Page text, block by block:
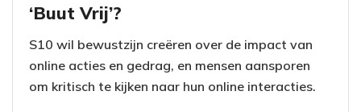
‘Buut Vrij’?
S10 wil bewustzijn creëren over de impact van
online acties en gedrag, en mensen aansporen
om kritisch te kijken naar hun online interacties.